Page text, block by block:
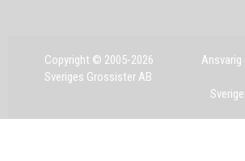
Copyright © 2005-2026
Sveriges Grossister AB
Ansvarig